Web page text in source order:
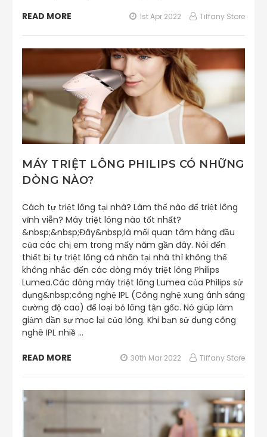
READ MORE 1st Apr 2022 Tiffany Store
MÁY TRIỆT LÔNG PHILIPS CÓ NHỮNG
DÒNG NÀO?
Cách tự triệt lông tại nhà? Làm thế nào để triệt lông
vĩnh viễn? Máy triệt lông nào tốt nhất?
&nbsp;&nbsp;Đây&nbsp;là mối quan tâm hàng đầu
của các chị em trong mấy năm gần đây. Nói đến
thiết bị tự triệt lông cá nhân tại nhà thì không thể
không nhắc đến các dòng máy triệt lông Philips
Lumea.Các dòng máy triệt lông Lumea của Philips sử
dụng&nbsp;công nghệ IPL (Công nghệ xung ánh sáng
cường độ cao) để loại bỏ lông tận gốc. Nó giúp làm
giảm dần sự mọc lại của lông. Khi bạn sử dụng công
nghê IPL nhiề …
READ MORE 30th Mar 2022 Tiffany Store